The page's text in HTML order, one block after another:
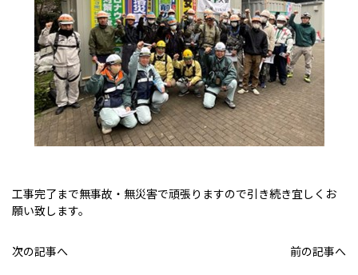
工事完了まで無事故・無災害で頑張りますので引き続き宜しくお
願い致します。
前の記事へ
次の記事へ